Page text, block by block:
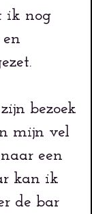
ik nog
bezoek
mijn vel
een
kan ik
de bar